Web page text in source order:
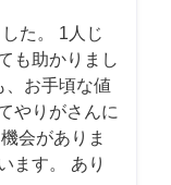
た。 1人じ
も助かりまし
、お手頃な値
やりがさんに
会がありま
ます。 あり